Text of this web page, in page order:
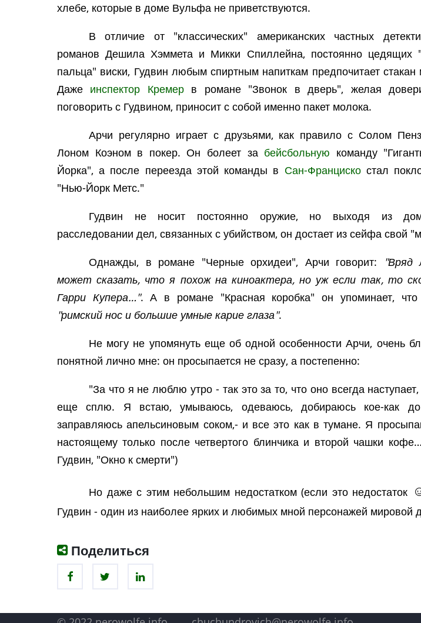
хлебе, которые в доме Вульфа не приветствуются.
В отличие от "классических" американских частных
романов Дешила Хэммета и Микки Спиллейна, постоянно цедящих
пальца" виски, Гудвин любым спиртным напиткам предпочитает стакан
Даже инспектор Кремерв романе "Звонок в дверь", желая
поговорить с Гудвином, приносит с собой именно пакет молока.
Арчи регулярно играет с друзьями, как правило с Солом
Лоном Коэном в покер. Он болеет за бейсбольную команду
Йорка", а после переезда этой команды в Сан-Францискостал
"Нью-Йорк Метс."
Гудвин не носит постоянно оружие, но выходя из
расследовании дел, связанных с убийством, он достает из сейфа свой
Однажды, в романе "Черные орхидеи", Арчи говорит:
"Вряд
может сказать, что я похож на киноактера, но уж если так, то
Гарри Купера…". А в романе "Красная коробка" он упоминает,
"римский нос и большие умные карие глаза".
Не могу не упомянуть еще об одной особенности Арчи, очень
понятной лично мне: он просыпается не сразу, а постепенно:
"За что я не люблю утро - так это за то, что оно всегда наступает,
еще сплю. Я встаю, умываюсь, одеваюсь, добираюсь кое-как до
заправляюсь апельсиновым соком,- и все это как в тумане. Я
настоящему только после четвертого блинчика и второй чашки
Гудвин, "Окно к смерти")
Но даже с этим небольшим недостатком (если это недостаток
Гудвин - один из наиболее ярких и любимых мной персонажей мировой
Поделиться